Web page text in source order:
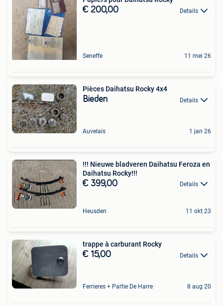
€ 200,00 Details
Seneffe 11 mei 26
Pièces Daihatsu Rocky 4x4
Bieden Details
Auvelais 1 jan 26
!!! Nieuwe bladveren Daihatsu Feroza en
Daihatsu Rocky!!!
€ 399,00 Details
Heusden 11 okt 23
trappe à carburant Rocky
€ 15,00 Details
Ferrieres + Partie De Harre 8 aug 20